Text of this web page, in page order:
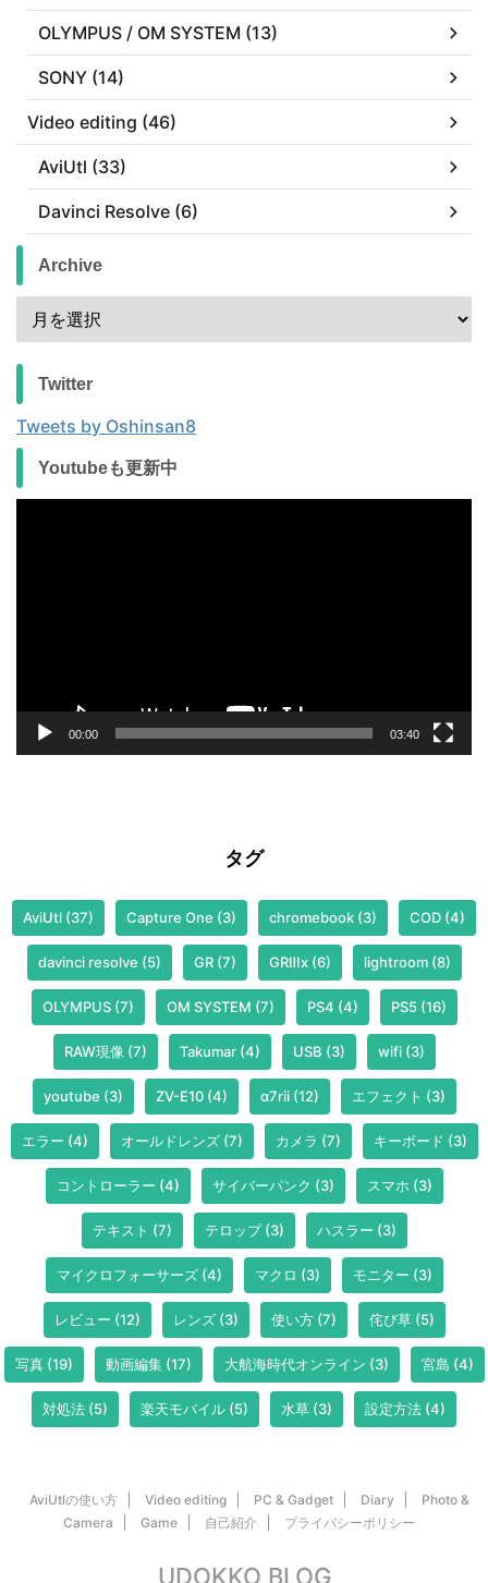
OLYMPUS / OM SYSTEM (13)
SONY (14)
Video editing (46)
AviUtl (33)
Davinci Resolve (6)
Archive
Twitter
Tweets by Oshinsan8
Youtubeも更新中
00:00 03:40
タグ
AviUtl (37) Capture One (3) chromebook (3) COD (4)
davinci resolve (5) GR(7) GRⅢx(6) lightroom(8)
OLYMPUS(7) OM SYSTEM (7) PS4 (4) PS5(16)
RAW現像 (7) Takumar(4) USB (3) wifi(3)
youtube (3) ZV-E10(4) α7rii(12) エフェクト (3)
エラー (4) オールドレンズ(7) カメラ (7) キーボード (3)
コントローラー (4) サイバーパンク (3) スマホ (3)
テキスト (7) テロップ(3) ハスラー (3)
マイクロフォーサーズ(4) マクロ (3) モニター (3)
レビュー (12) レンズ(3) 使い方(7) 侘び草(5)
写真(19) 動画編集(17) 大航海時代オンライン (3) 宮島 (4)
対処法 (5) 楽天モバイル (5) 水草 (3) 設定方法 (4)
AviUtlの使い方 Video editing PC & Gadget Diary
Photo &
Camera
Game 自己紹介 プライバシーポリシー
UDOKKO BLOG